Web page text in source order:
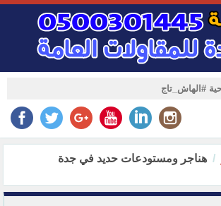
هناجر ومستودعات حديد في جدة